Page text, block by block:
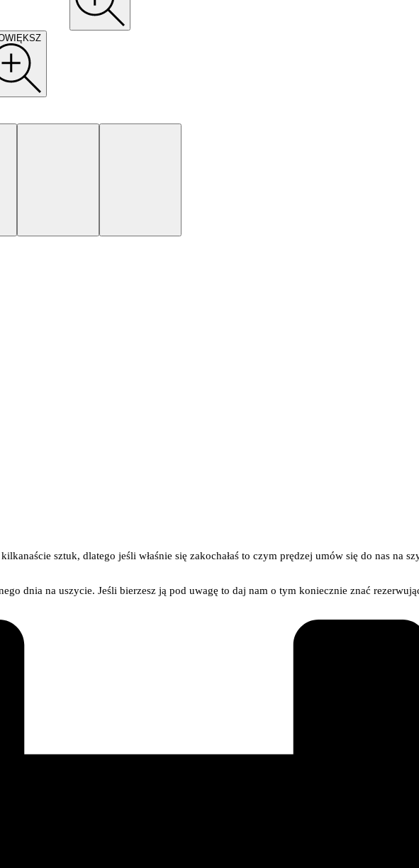
sztuk, dlatego jeśli właśnie się zakochałaś to czym prędzej umów się do nas na
dnia na uszycie. Jeśli bierzesz ją pod uwagę to daj nam o tym koniecznie znać